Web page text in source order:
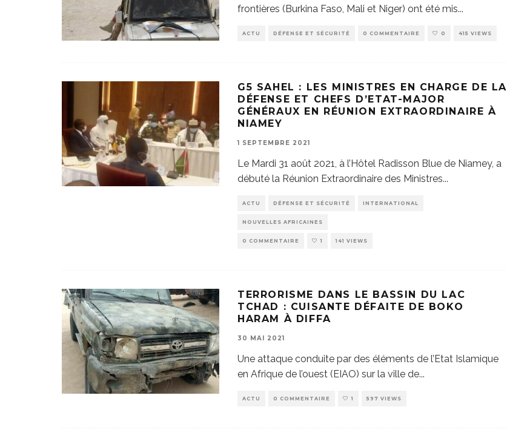
frontières (Burkina Faso, Mali et Niger) ont été mis...
ACTU DÉFENSE ET SÉCURITÉ 0 COMMENTAIRE 0 415 VIEWS
G5 SAHEL : LES MINISTRES EN CHARGE DE LA
DÉFENSE ET CHEFS D’ETAT-MAJOR
GÉNÉRAUX EN RÉUNION EXTRAORDINAIRE À
NIAMEY
1 SEPTEMBRE 2021
Le Mardi 31 août 2021, à l’Hôtel Radisson Blue de Niamey, a
débuté la Réunion Extraordinaire des Ministres...
ACTU DÉFENSE ET SÉCURITÉ INTERNATIONAL
NOUVELLES AFRICAINES
0 COMMENTAIRE 1 141 VIEWS
TERRORISME DANS LE BASSIN DU LAC
TCHAD : CUISANTE DÉFAITE DE BOKO
HARAM À DIFFA
30 MAI 2021
Une attaque conduite par des éléments de l’Etat Islamique
en Afrique de l’ouest (EIAO) sur la ville de...
ACTU 0 COMMENTAIRE 1 597 VIEWS